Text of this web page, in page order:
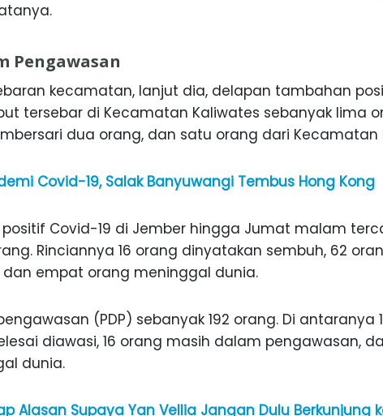
Pengawasan
kecamatan, lanjut dia, delapan tambahan
tersebar di Kecamatan Kaliwates sebanyak lima
dua orang, dan satu orang dari Kecamatan
Covid-19, Salak Banyuwangi Tembus Hong Kong
Covid-19 di Jember hingga Jumat malam
Rinciannya 16 orang dinyatakan sembuh, 62
empat orang meninggal dunia.
(PDP) sebanyak 192 orang. Di antaranya
diawasi, 16 orang masih dalam pengawasan,
dunia.
Alasan Supaya Yan Vellia Jangan Dulu Berkunjung